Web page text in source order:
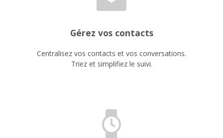
Gérez vos contacts
Centralisez vos contacts et vos conversations.
Triez et simplifiez le suivi.